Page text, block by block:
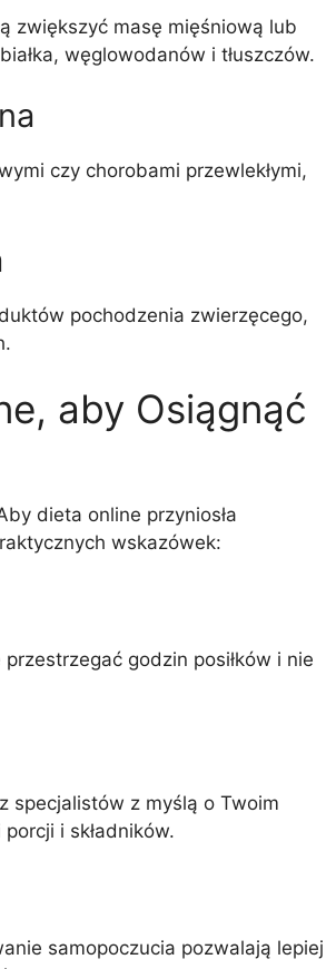
zwiększyć masę mięśniową lub
węglowodanów i tłuszczów.
czy chorobami przewlekłymi,
pochodzenia zwierzęcego,
aby Osiągnąć
dieta online przyniosła
wskazówek:
godzin posiłków i nie
specjalistów z myślą o Twoim
i składników.
samopoczucia pozwalają lepiej